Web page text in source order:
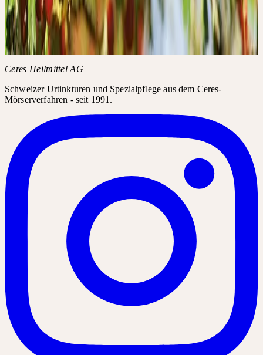
WEISSDORN
Crataegus laevigata / monogyna
Impuls durch Stauung und Auflösung
Ceres Heilmittel AG
Schweizer Urtinkturen und Spezialpflege aus dem Ceres-
Mörserverfahren - seit 1991.